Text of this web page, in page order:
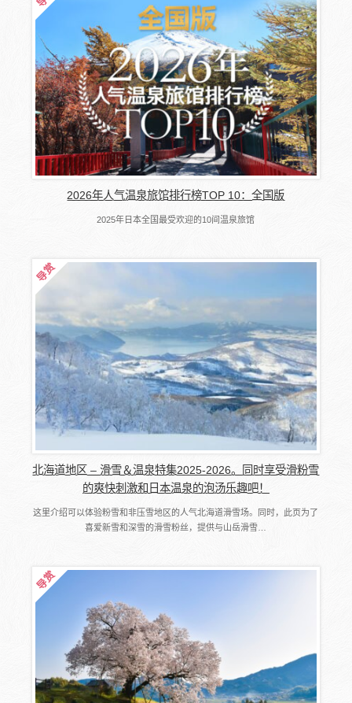
2026年人气温泉旅馆排行榜TOP 10：全国版
2025年日本全国最受欢迎的10间温泉旅馆
北海道地区 – 滑雪＆温泉特集2025-2026。同时享受滑粉雪
的爽快刺激和日本温泉的泡汤乐趣吧！
这里介绍可以体验粉雪和非压雪地区的人气北海道滑雪场。同时，此页为了
喜爱新雪和深雪的滑雪粉丝，提供与山岳滑雪…